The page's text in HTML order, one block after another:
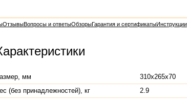
ОтзывыВопросы и ответыОбзорыГарантия и сертификатыИнструкции
мм
310x265x70
(без принадлежностей), кг
2.9